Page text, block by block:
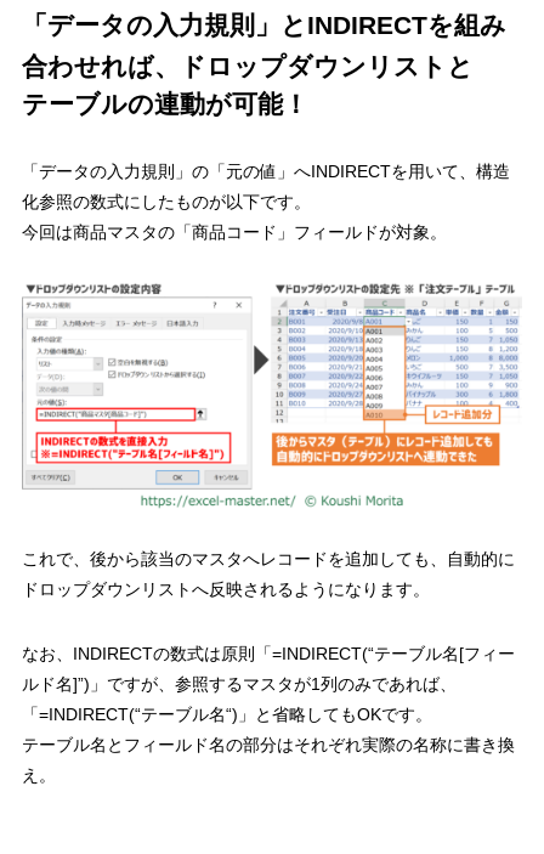
「データの入力規則」と INDIRECTを組み
合わせれば、ドロップダウンリストと
テーブルの連動が可能！
「データの入力規則」の「元の値」へINDIRECTを用いて、構造
化参照の数式にしたものが以下です。
今回は商品マスタの「商品コード」フィールドが対象。
これで、後から該当のマスタへレコードを追加しても、自動的に
ドロップダウンリストへ反映されるようになります。
なお、 INDIRECTの数式は原則 「=INDIRECT(“テーブル名[フィー
ルド名]”) 」 ですが、参照するマスタが1列のみであれば、
「=INDIRECT(“テーブル名“) 」 と省略してもOKです。
テーブル名とフィールド名の部分はそれぞれ実際の名称に書き換
え。